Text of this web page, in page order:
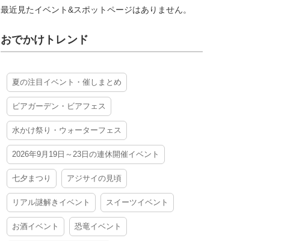
最近見たイベント&スポットページはありません。
おでかけトレンド
夏の注目イベント・催しまとめ
ビアガーデン・ビアフェス
水かけ祭り・ウォーターフェス
2026年9月19日～23日の連休開催イベント
七夕まつり アジサイの見頃
リアル謎解きイベント スイーツイベント
お酒イベント 恐竜イベント